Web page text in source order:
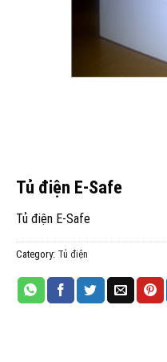
Tủ điện E-Safe
Tủ điện E-Safe
Category: Tủ điện